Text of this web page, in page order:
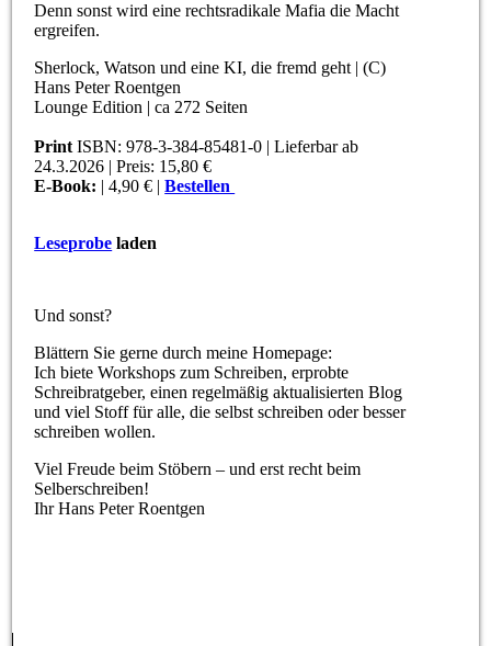
Denn sonst wird eine rechtsradikale Mafia die Macht
ergreifen.
Sherlock, Watson und eine KI, die fremd geht | (C)
Hans Peter Roentgen
Lounge Edition | ca 272 Seiten
Print ISBN: 978-3-384-85481-0 | Lieferbar ab
24.3.2026 | Preis: 15,80 €
E-Book: | 4,90 € |Bestellen
Leseprobe laden
Und sonst?
Blättern Sie gerne durch meine Homepage:
Ich biete Workshops zum Schreiben, erprobte
Schreibratgeber, einen regelmäßig aktualisierten Blog
und viel Stoff für alle, die selbst schreiben oder besser
schreiben wollen.
Viel Freude beim Stöbern – und erst recht beim
Selberschreiben!
Ihr Hans Peter Roentgen